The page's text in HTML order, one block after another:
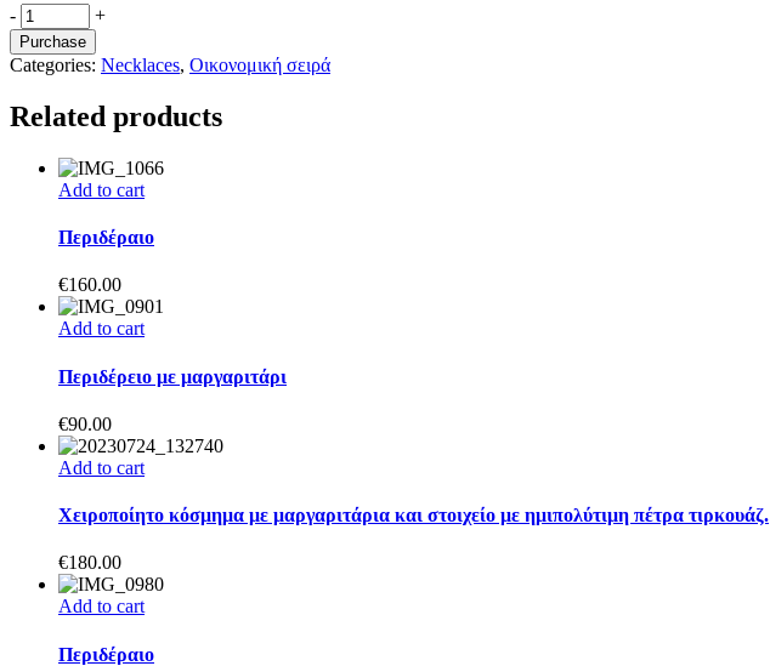
Χειροποίητη
αλυσίδα
για
το
από
quantity
- +
Purchase
Categories: Necklaces, Οικονομική σειρά
Related products
Add to cart
Περιδέραιο
€160.00
Add to cart
Περιδέρειο με μαργαριτάρι
€90.00
Add to cart
Χειροποίητο κόσμημα με μαργαριτάρια και στοιχείο με ημιπολύτιμη πέτρα τιρκουάζ.
€180.00
Add to cart
Περιδέραιο